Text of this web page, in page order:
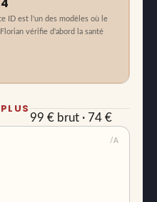
ID est l'un des modèles où le
vérifie d'abord la santé
99 € brut · 74 €
avec Qualirépar/A